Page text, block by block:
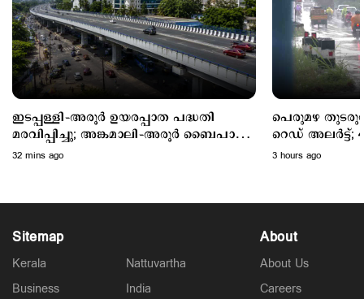
Kuttapathram
ആഭ്യന്തര മന്ത്രിക്കും പൊലീസിനും വെല്ലുവിളി;
'ആയങ്കി'യെ പൂട്ടാന്‍ 10 അംഗ പ്രത്യേക സംഘം
3 hours ago
Latest
ഇടപ്പള്ളി–അരൂർ ഉയരപ്പാത പദ്ധതി
മരവിപ്പിച്ചു; അങ്കമാലി–അരൂർ ബൈപാസ്
പദ്ധതി വേഗത്തിലാക്കും
32 mins ago
പെരുമഴ
റെഡ് അലര്‍ട്ട്;
അലര്‍ട്ട്
3 hours ago
Sitemap
Kerala
Business
Nattuvartha
India
About
About Us
Careers